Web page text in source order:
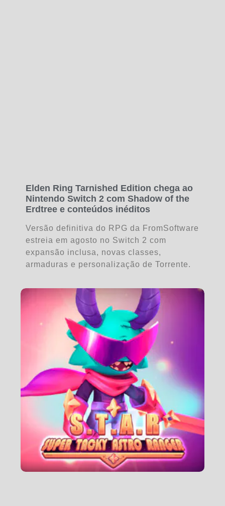
Elden Ring Tarnished Edition chega ao
Nintendo Switch 2 com Shadow of the
Erdtree e conteúdos inéditos
Versão definitiva do RPG da FromSoftware
estreia em agosto no Switch 2 com
expansão inclusa, novas classes,
armaduras e personalização de Torrente.